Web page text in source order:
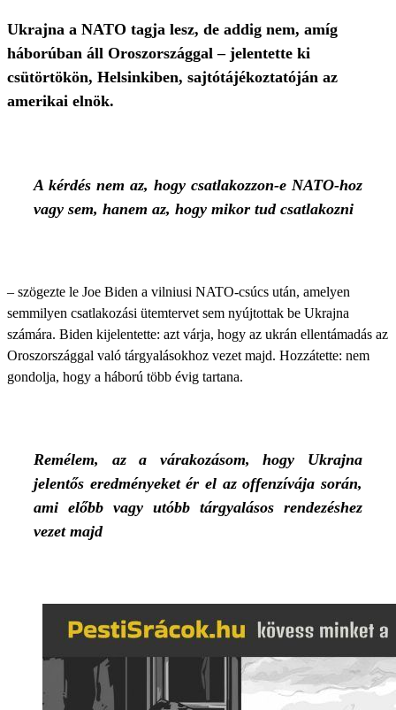
Ukrajna a NATO tagja lesz, de addig nem, amíg
háborúban áll Oroszországgal – jelentette ki
csütörtökön, Helsinkiben, sajtótájékoztatóján az
amerikai elnök.
A kérdés nem az, hogy csatlakozzon-e NATO-hoz
vagy sem, hanem az, hogy mikor tud csatlakozni
– szögezte le Joe Biden a vilniusi NATO-csúcs után, amelyen
semmilyen csatlakozási ütemtervet sem nyújtottak be Ukrajna
számára. Biden kijelentette: azt várja, hogy az ukrán ellentámadás az
Oroszországgal való tárgyalásokhoz vezet majd. Hozzátette: nem
gondolja, hogy a háború több évig tartana.
Remélem, az a várakozásom, hogy Ukrajna
jelentős eredményeket ér el az offenzívája során,
ami előbb vagy utóbb tárgyalásos rendezéshez
vezet majd